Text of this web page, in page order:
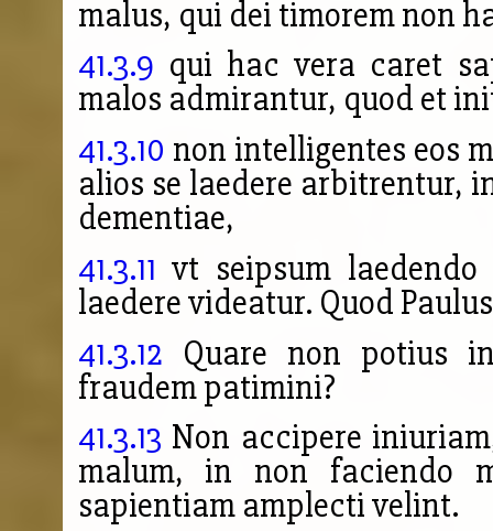
malus, qui dei timorem non
41.3.9 qui hac vera caret
malos admirantur, quod et
41.3.10 non intelligentes eos
alios se laedere arbitrentur,
dementiae,
41.3.11 vt seipsum
laedere videatur. Quod
41.3.12 Quare non potius
fraudem patimini?
41.3.13 Non accipere
malum, in non faciendo
sapientiam amplecti velint.